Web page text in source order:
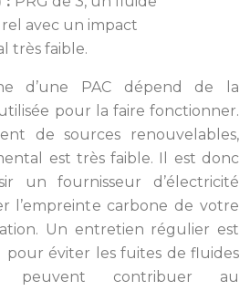
avec un impact
très faible.
d’une PAC dépend de la
pour la faire fonctionner.
de sources renouvelables,
est très faible. Il est donc
un fournisseur d’électricité
l’empreinte carbone de votre
Un entretien régulier est
pour éviter les fuites de fluides
peuvent contribuer au